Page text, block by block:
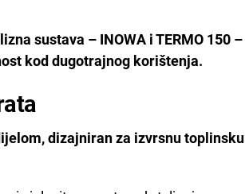
sustava – INOWA i TERMO 150 –
kod dugotrajnog korištenja.
dizajniran za izvrsnu toplinsku